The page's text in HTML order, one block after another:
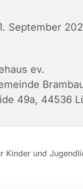
September
ev.
49a, 44536
Kinder und